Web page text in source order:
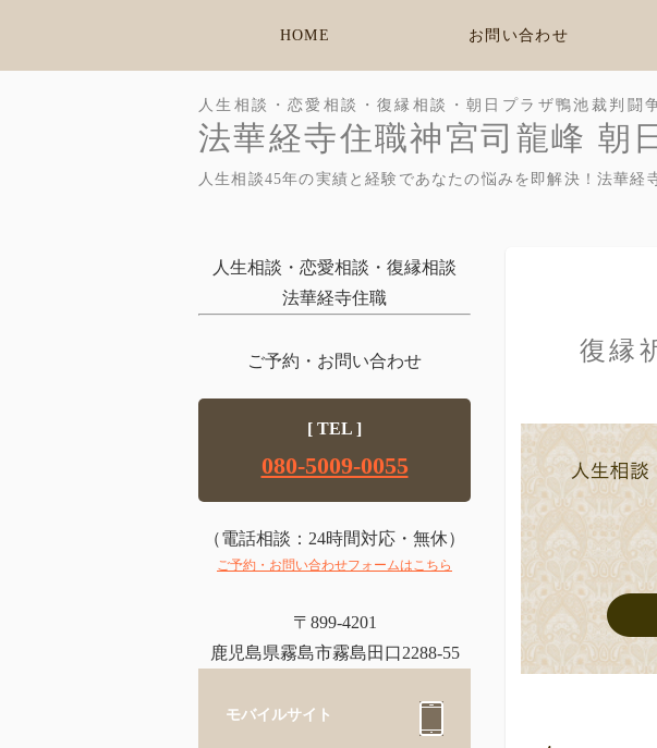
人生相談・恋愛相談・復縁相談・朝日プラザ鴨池裁判闘
法華経寺住職神宮司龍峰 朝
人生相談45年の実績と経験であなたの悩みを即解決！法華
HOME お問い合わせ
復縁
人生相談・恋愛相談・復縁相談
法華経寺住職
ご予約・お問い合わせ
[ TEL ]
080-5009-0055
（電話相談：24時間対応・無休）
ご予約・お問い合わせフォームはこちら
〒899-4201
鹿児島県霧島市霧島田口2288-55
モバイルサイト